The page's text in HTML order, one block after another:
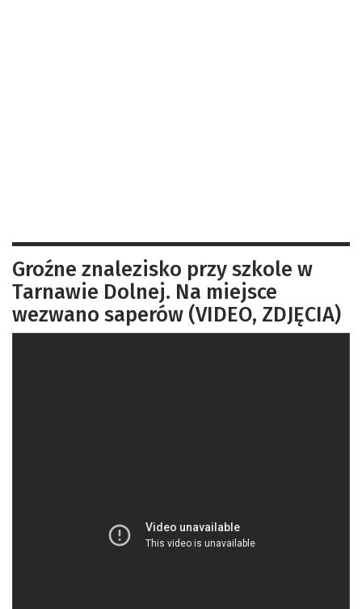
Groźne znalezisko przy szkole w
Tarnawie Dolnej. Na miejsce
wezwano saperów (VIDEO, ZDJĘCIA)